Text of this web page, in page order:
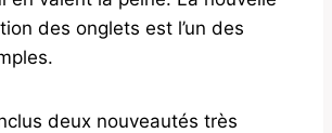
des onglets est l’un des
deux nouveautés très